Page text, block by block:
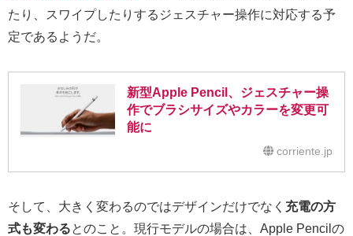
たり、スワイプしたりするジェスチャー操作に対応する予
定であるようだ。
新型Apple Pencil、ジェスチャー操
作でブラシサイズやカラーを変更可
能に
corriente.jp
そして、大きく変わるのではデザインだけでなく 充電の方
式も変わるとのこと。現行モデルの場合は、Apple Pencilの